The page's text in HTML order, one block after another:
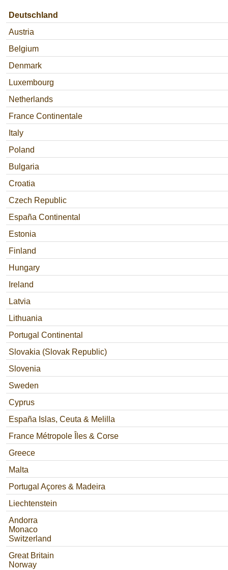
Deutschland
Austria
Belgium
Denmark
Luxembourg
Netherlands
France Continentale
Italy
Poland
Bulgaria
Croatia
Czech Republic
España Continental
Estonia
Finland
Hungary
Ireland
Latvia
Lithuania
Portugal Continental
Slovakia (Slovak Republic)
Slovenia
Sweden
Cyprus
España Islas, Ceuta & Melilla
France Métropole Îles & Corse
Greece
Malta
Portugal Açores & Madeira
Liechtenstein
Andorra
Monaco
Switzerland
Great Britain
Norway